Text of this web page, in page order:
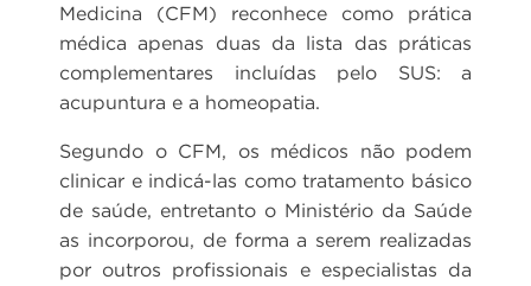
Medicina (CFM) reconhece como prática
médica apenas duas da lista das práticas
complementares incluídas pelo SUS: a
acupuntura e a homeopatia.
Segundo o CFM, os médicos não podem
clinicar e indicá-las como tratamento básico
de saúde, entretanto o Ministério da Saúde
as incorporou, de forma a serem realizadas
por outros profissionais e especialistas da